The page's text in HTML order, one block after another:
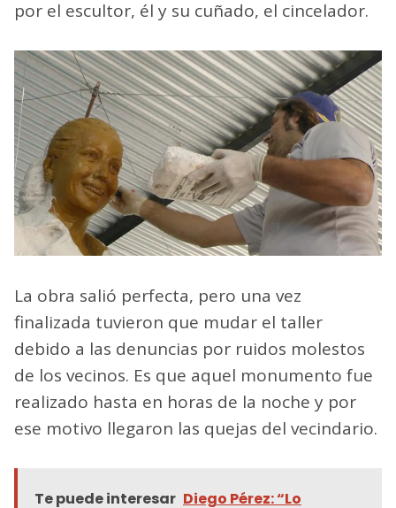
por el escultor, él y su cuñado, el cincelador.
La obra salió perfecta, pero una vez
finalizada tuvieron que mudar el taller
debido a las denuncias por ruidos molestos
de los vecinos. Es que aquel monumento fue
realizado hasta en horas de la noche y por
ese motivo llegaron las quejas del vecindario.
Te puede interesar Diego Pérez: “Lo